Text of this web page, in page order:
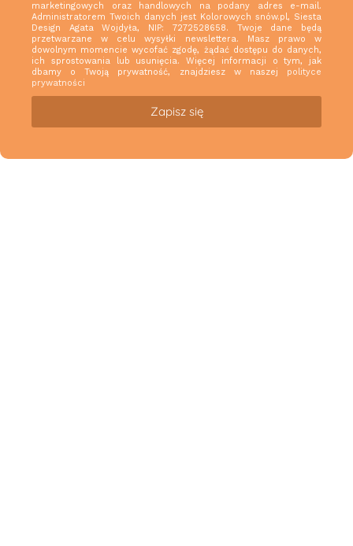
marketingowych oraz handlowych na podany adres e-mail.
Administratorem Twoich danych jest Kolorowych snów.pl, Siesta
Design Agata Wojdyła, NIP: 7272528658. Twoje dane będą
przetwarzane w celu wysyłki newslettera. Masz prawo w
dowolnym momencie wycofać zgodę, żądać dostępu do danych,
ich sprostowania lub usunięcia. Więcej informacji o tym, jak
dbamy o Twoją prywatność, znajdziesz w naszej polityce
prywatności
Zapisz się